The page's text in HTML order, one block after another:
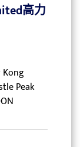
高力
Kong
Peak